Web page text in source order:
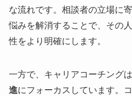
な流れです。相談者の立場に
悩みを解消することで、その
性をより明確にします。
一方で、キャリアコーチングは
進にフォーカスしています。